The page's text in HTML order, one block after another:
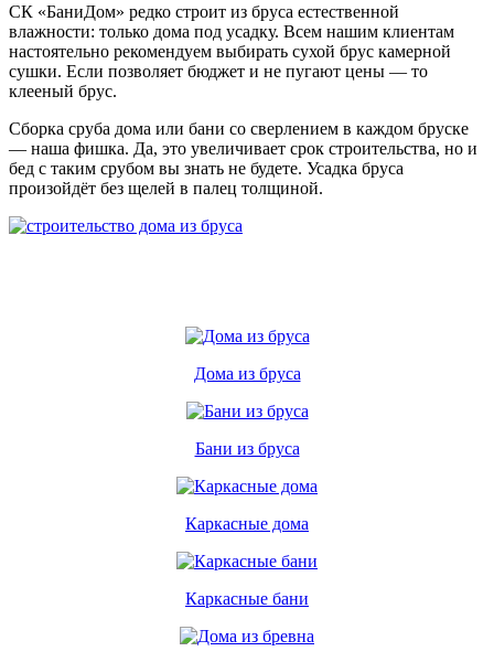
СК «БаниДом» редко строит из бруса естественной
влажности: только дома под усадку. Всем нашим клиентам
настоятельно рекомендуем выбирать сухой брус камерной
сушки. Если позволяет бюджет и не пугают цены — то
клееный брус.
Сборка сруба дома или бани со сверлением в каждом бруске
— наша фишка. Да, это увеличивает срок строительства, но и
бед с таким срубом вы знать не будете. Усадка бруса
произойдёт без щелей в палец толщиной.
Дома из бруса
Бани из бруса
Каркасные дома
Каркасные бани